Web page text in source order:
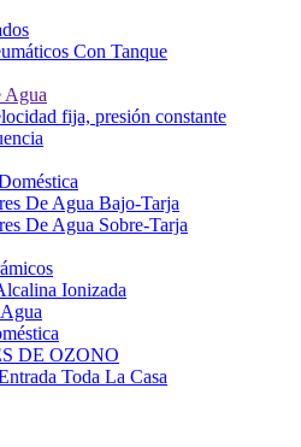
Con Tanque
Agua
fija, presión constante
De Agua Bajo-Tarja
De Agua Sobre-Tarja
Ionizada
DE OZONO
Toda La Casa